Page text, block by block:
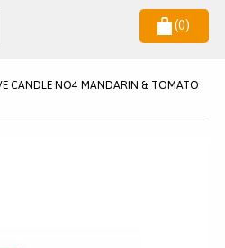
(0)
CANDLE NO4 MANDARIN & TOMATO
zijn van het laatste nieuws en